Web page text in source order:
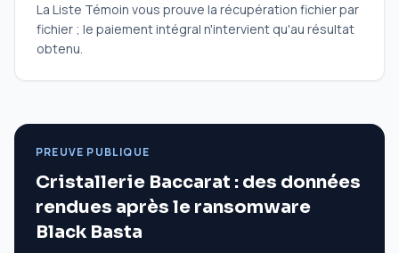
La Liste Témoin vous prouve la récupération fichier par
fichier ; le paiement intégral n'intervient qu'au résultat
obtenu.
PREUVE PUBLIQUE
Cristallerie Baccarat : des données
rendues après le ransomware
Black Basta